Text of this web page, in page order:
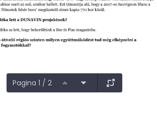
Pagina 1 / 2